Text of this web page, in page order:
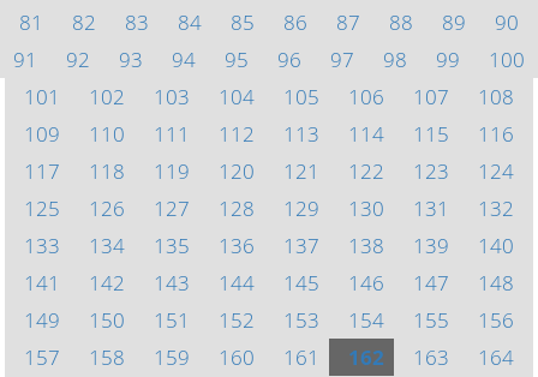
81
82 83 84 85 86 87 88 89
90
91
92 93 94 95 96 97 98 99
100
101
102 103 104 105 106 107
108
109
110 111 112 113 114 115
116
117
118 119 120 121 122 123
124
125
126 127 128 129 130 131
132
133
134 135 136 137 138 139
140
141
142 143 144 145 146 147
148
149
150 151 152 153 154 155
156
157
158 159 160 161 162 163
164